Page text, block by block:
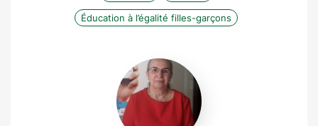
Éducation à l’égalité filles-garçons
Anne
Larcher